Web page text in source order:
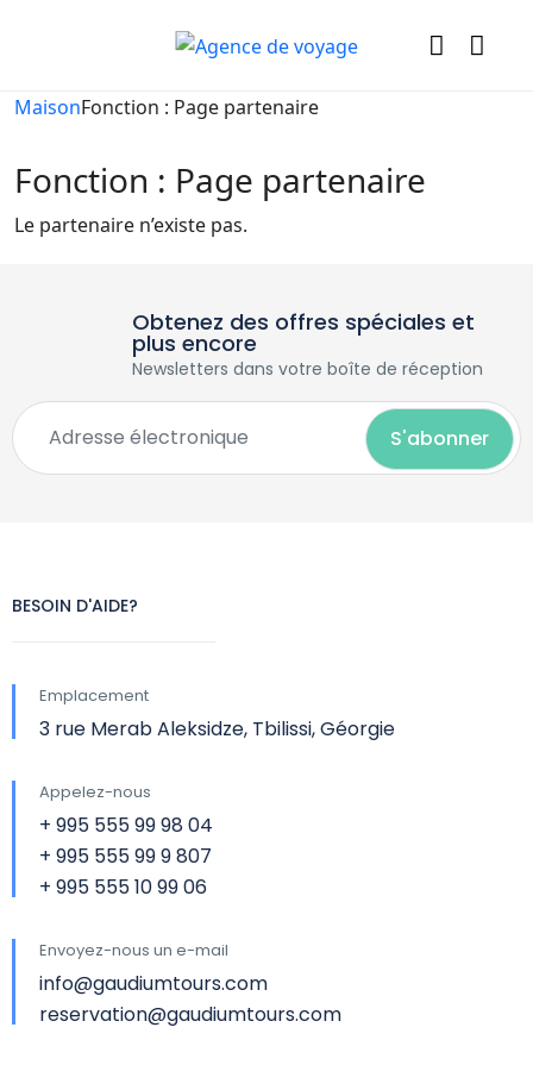
MaisonFonction : Page partenaire
Fonction : Page partenaire
Le partenaire n’existe pas.
Obtenez des offres spéciales et
plus encore
Newsletters dans votre boîte de réception
BESOIN D'AIDE?
Emplacement
3 rue Merab Aleksidze, Tbilissi, Géorgie
Appelez-nous
+ 995 555 99 98 04
+ 995 555 99 9 807
+ 995 555 10 99 06
Envoyez-nous un e-mail
info@gaudiumtours.com
reservation@gaudiumtours.com